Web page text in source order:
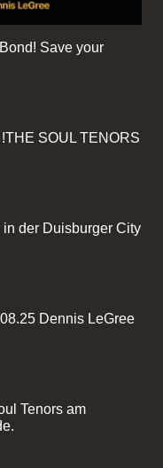
Save your
SOUL TENORS
in der Duisburger City
Dennis LeGree
Tenors am